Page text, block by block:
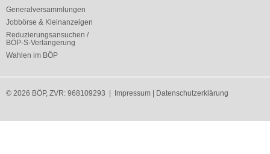
Generalversammlungen
Jobbörse & Kleinanzeigen
Reduzierungsansuchen /
BÖP-S-Verlängerung
Wahlen im BÖP
© 2026 BÖP, ZVR: 968109293 | Impressum Datenschutzerklärung